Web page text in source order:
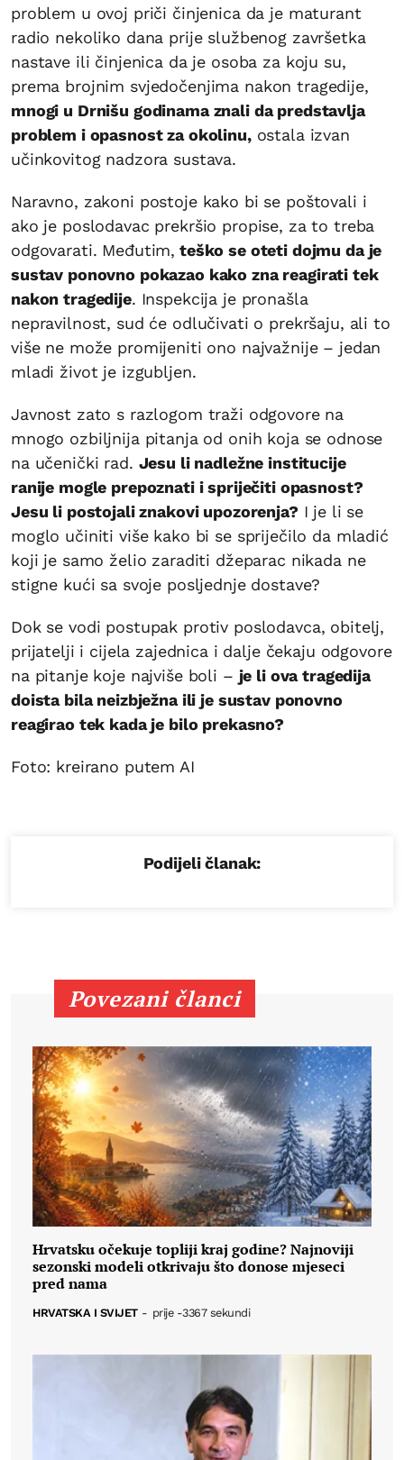
problem u ovoj priči činjenica da je maturant
radio nekoliko dana prije službenog završetka
nastave ili činjenica da je osoba za koju su,
prema brojnim svjedočenjima nakon tragedije,
mnogi u Drnišu godinama znali da predstavlja
problem i opasnost za okolinu,ostala izvan
učinkovitog nadzora sustava.
Naravno, zakoni postoje kako bi se poštovali i
ako je poslodavac prekršio propise, za to treba
odgovarati. Međutim, teško se oteti dojmu da je
sustav ponovno pokazao kako zna reagirati tek
nakon tragedije. Inspekcija je pronašla
nepravilnost, sud će odlučivati o prekršaju, ali to
više ne može promijeniti ono najvažnije – jedan
mladi život je izgubljen.
Javnost zato s razlogom traži odgovore na
mnogo ozbiljnija pitanja od onih koja se odnose
na učenički rad. Jesu li nadležne institucije
ranije mogle prepoznati i spriječiti opasnost?
Jesu li postojali znakovi upozorenja?I je li se
moglo učiniti više kako bi se spriječilo da mladić
koji je samo želio zaraditi džeparac nikada ne
stigne kući sa svoje posljednje dostave?
Dok se vodi postupak protiv poslodavca, obitelj,
prijatelji i cijela zajednica i dalje čekaju odgovore
na pitanje koje najviše boli – je li ova tragedija
doista bila neizbježna ili je sustav ponovno
reagirao tek kada je bilo prekasno?
Foto: kreirano putem AI
Podijeli članak:
Povezani članci
Hrvatsku očekuje topliji kraj godine? Najnoviji
sezonski modeli otkrivaju što donose mjeseci
pred nama
HRVATSKA I SVIJET - prije -3367 sekundi